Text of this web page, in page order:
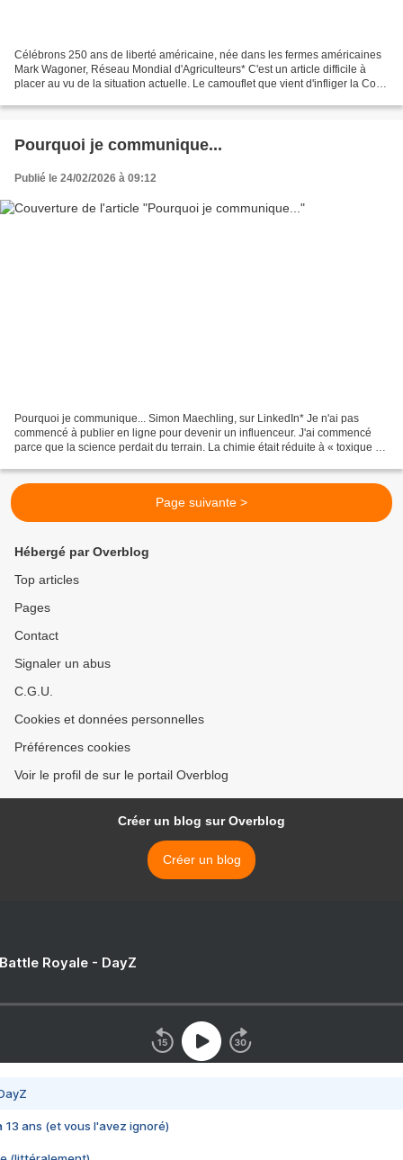
Célébrons 250 ans de liberté américaine, née dans les fermes américaines
Mark Wagoner, Réseau Mondial d'Agriculteurs* C'est un article difficile à
placer au vu de la situation actuelle. Le camouflet que vient d'infliger la Cour
Pourquoi je communique...
Publié le 24/02/2026 à 09:12
Pourquoi je communique... Simon Maechling, sur LinkedIn* Je n'ai pas
commencé à publier en ligne pour devenir un influenceur. J'ai commencé
parce que la science perdait du terrain. La chimie était réduite à « toxique ».
Page suivante >
Hébergé par Overblog
Top articles
Pages
Contact
Signaler un abus
C.G.U.
Cookies et données personnelles
Préférences cookies
Voir le profil de sur le portail Overblog
Créer un blog sur Overblog
Créer un blog
Royale - DayZ
13 ans (et vous l'avez ignoré)